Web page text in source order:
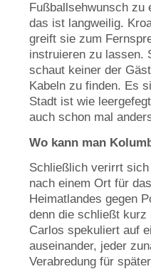
Fußballsehwunsch zu
das ist langweilig.
greift sie zum
instruieren zu lassen.
schaut keiner der
Kabeln zu finden. Es
Stadt ist wie
auch schon mal
Wo kann man
Schließlich verirrt
nach einem Ort für
Heimatlandes gegen
denn die schließt kurz
Carlos spekuliert auf
auseinander, jeder
Verabredung für